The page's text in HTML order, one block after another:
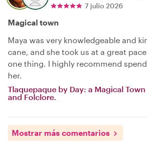
7 julio 2026
Magical town
Maya was very knowledgeable and
cane, and she took us at a great
one thing. I highly recommend
her.
Tlaquepaque by Day: a Magical
and Folclore.
Mostrar más comentarios